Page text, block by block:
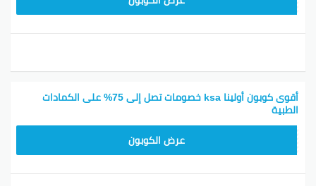
أقوى كوبون أولينا ksa خصومات تصل إلى 75% على الكمادات
الطبية
عرض الكوبون